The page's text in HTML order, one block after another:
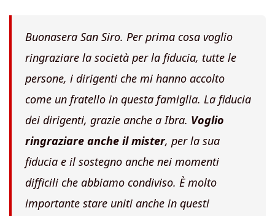
Buonasera San Siro. Per prima cosa voglio
ringraziare la società per la fiducia, tutte le
persone, i dirigenti che mi hanno accolto
come un fratello in questa famiglia. La fiducia
dei dirigenti, grazie anche a Ibra. Voglio
ringraziare anche il mister, per la sua
fiducia e il sostegno anche nei momenti
difficili che abbiamo condiviso. È molto
importante stare uniti anche in questi